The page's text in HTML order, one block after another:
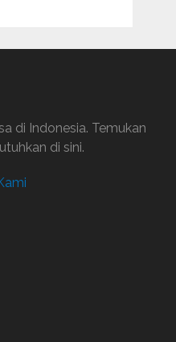
di Indonesia. Temukan
di sini.